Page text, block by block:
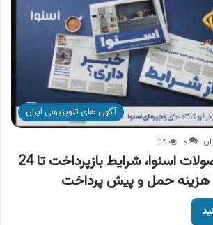
آگهی های تلویزیونی ایران
۰ ۹۴
آگهی محصولات اسنوا، شرایط بازپرداخت تا 24
هزینه حمل و پیش پرداخت